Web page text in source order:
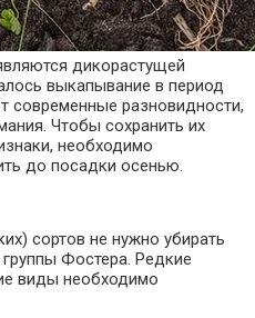
дикорастущей
выкапывание в период
современные разновидности,
Чтобы сохранить их
необходимо
до посадки осенью.
сортов не нужно убирать
Фостера. Редкие
виды необходимо